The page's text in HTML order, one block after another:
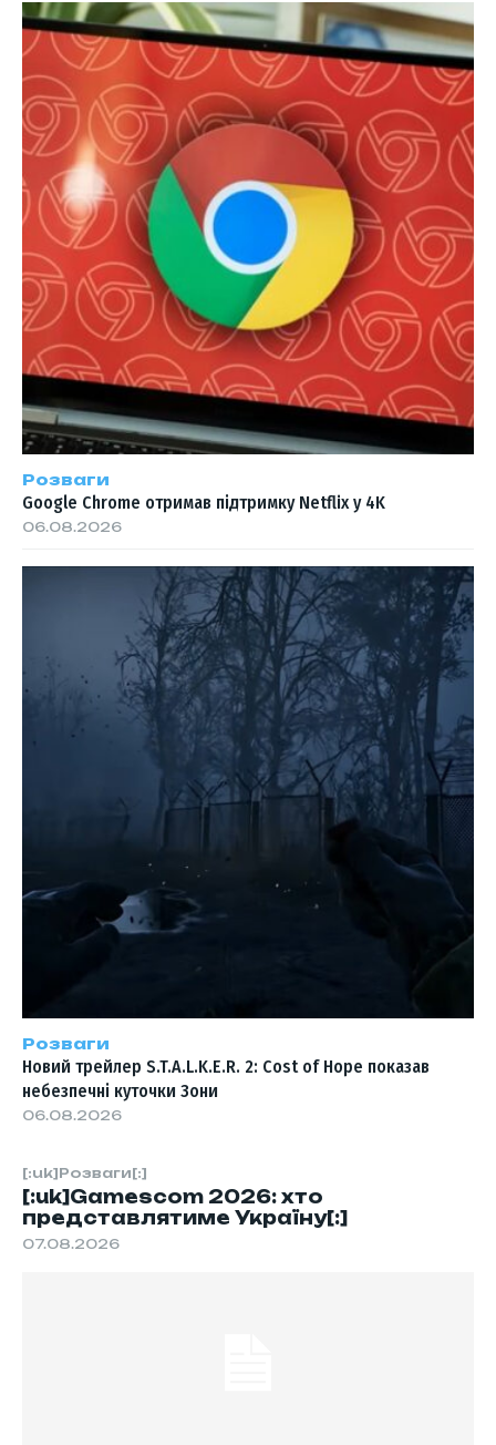
[:uk]Розваги[:]
[:uk]Gamescom 2026: хто
представлятиме Україну[:]
07.08.2026
Розваги
Google Chrome отримав підтримку Netflix у 4K
06.08.2026
Розваги
Новий трейлер S.T.A.L.K.E.R. 2: Cost of Hope показав
небезпечні куточки Зони
06.08.2026